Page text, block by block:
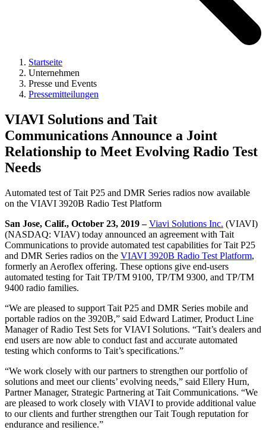
Startseite
Unternehmen
Presse und Events
Pressemitteilungen
VIAVI Solutions and Tait
Communications Announce a Joint
Relationship to Meet Evolving Radio Test
Needs
Automated test of Tait P25 and DMR Series radios now available
on the VIAVI 3920B Radio Test Platform
San Jose, Calif., October 23, 2019 – Viavi Solutions Inc. (VIAVI)
(NASDAQ: VIAV) today announced an agreement with Tait
Communications to provide automated test capabilities for Tait P25
and DMR Series radios on the VIAVI 3920B Radio Test Platform,
formerly an Aeroflex offering. These options give end-users
automated testing for Tait TP/TM 9100, TP/TM 9300, and TP/TM
9400 radio families.
“We are pleased to support Tait P25 and DMR Series mobile and
portable radios on the 3920B,” said Edward Latimer, Product Line
Manager of Radio Test Sets for VIAVI Solutions. “Tait’s dealers and
end users are now able to conduct fast and accurate automated
testing which conforms to Tait’s specifications.”
“We work closely with our partners to strengthen our portfolio of
solutions and meet our clients’ evolving needs,” said Ellery Hurn,
Partner Manager, Strategic Partnering at Tait Communications. “We
are pleased to work closely with VIAVI to provide additional value
to our clients and further strengthen our Tait Tough reputation for
endurance and resilience.”